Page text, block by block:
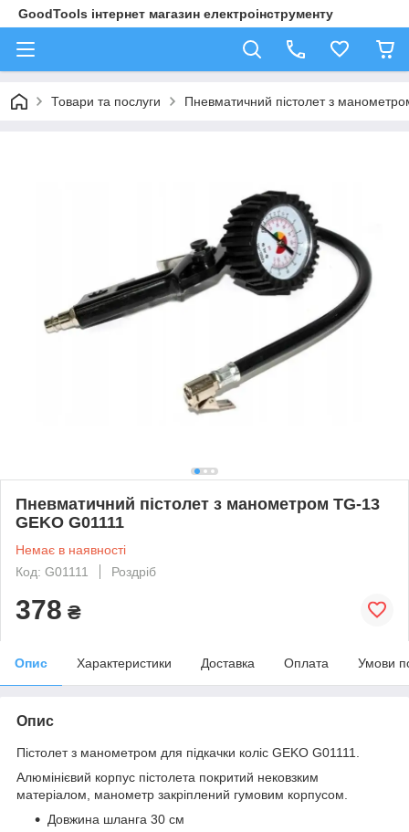
GoodTools інтернет магазин електроінструменту
Товари та послуги Пневматичний пістолет з
Пневматичний пістолет з манометром TG-13
GEKO G01111
Немає в наявності
Код: G01111
Роздріб
378 ₴
Опис Характеристики Доставка Оплата Умови
Опис
Пістолет з манометром для підкачки коліс GEKO G01111.
Алюмінієвий корпус пістолета покритий нековзким
матеріалом, манометр закріплений гумовим корпусом.
Довжина шланга 30 см